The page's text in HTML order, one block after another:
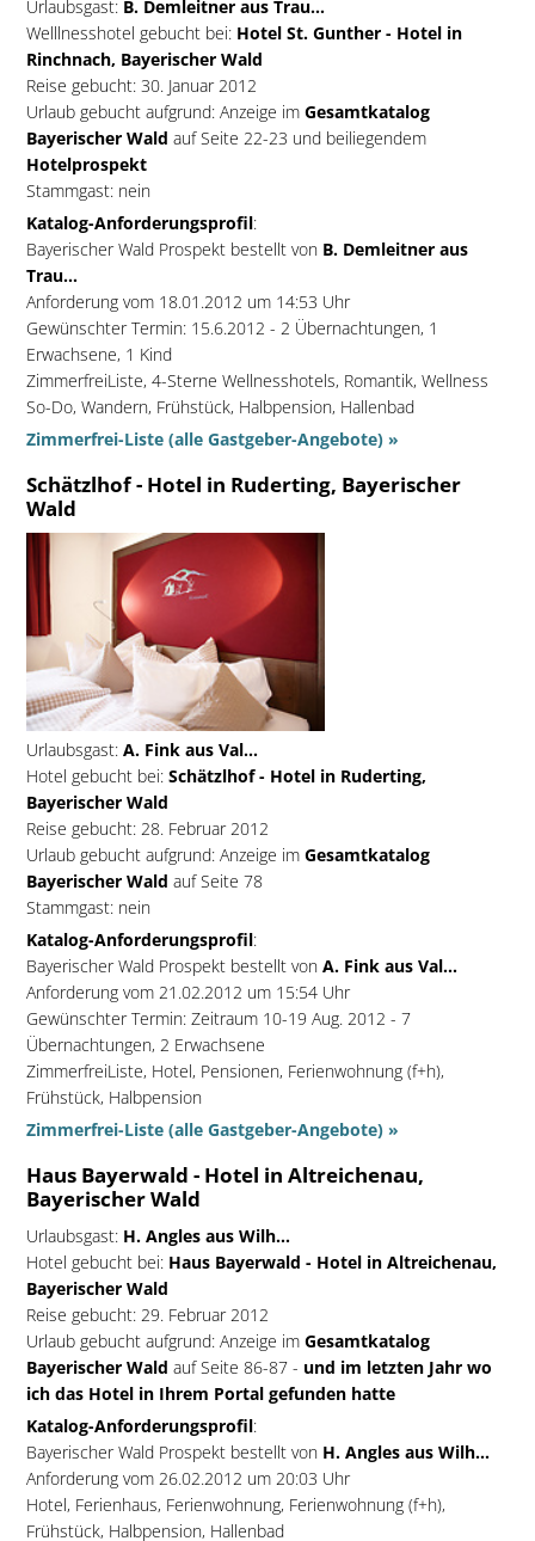
Urlaubsgast:B. Demleitner aus Trau...
Welllnesshotel gebucht bei:Hotel St. Gunther - Hotel in
Rinchnach, Bayerischer Wald
Reise gebucht: 30. Januar 2012
Urlaub gebucht aufgrund: Anzeige im Gesamtkatalog
Bayerischer Wald auf Seite 22-23 und beiliegendem
Hotelprospekt
Stammgast: nein
Katalog-Anforderungsprofil:
Bayerischer Wald Prospekt bestellt von B. Demleitner aus
Trau...
Anforderung vom 18.01.2012 um 14:53 Uhr
Gewünschter Termin: 15.6.2012 - 2 Übernachtungen, 1
Erwachsene, 1 Kind
ZimmerfreiListe, 4-Sterne Wellnesshotels, Romantik, Wellness
So-Do, Wandern, Frühstück, Halbpension, Hallenbad
Zimmerfrei-Liste (alle Gastgeber-Angebote) »
Schätzlhof - Hotel in Ruderting, Bayerischer
Wald
Urlaubsgast:A. Fink aus Val...
Hotel gebucht bei:Schätzlhof - Hotel in Ruderting,
Bayerischer Wald
Reise gebucht: 28. Februar 2012
Urlaub gebucht aufgrund: Anzeige im Gesamtkatalog
Bayerischer Wald auf Seite 78
Stammgast: nein
Katalog-Anforderungsprofil:
Bayerischer Wald Prospekt bestellt von A. Fink aus Val...
Anforderung vom 21.02.2012 um 15:54 Uhr
Gewünschter Termin: Zeitraum 10-19 Aug. 2012 - 7
Übernachtungen, 2 Erwachsene
ZimmerfreiListe, Hotel, Pensionen, Ferienwohnung (f+h),
Frühstück, Halbpension
Zimmerfrei-Liste (alle Gastgeber-Angebote) »
Haus Bayerwald - Hotel in Altreichenau,
Bayerischer Wald
Urlaubsgast:H. Angles aus Wilh...
Hotel gebucht bei:Haus Bayerwald - Hotel in Altreichenau,
Bayerischer Wald
Reise gebucht: 29. Februar 2012
Urlaub gebucht aufgrund: Anzeige im Gesamtkatalog
Bayerischer Wald auf Seite 86-87 - und im letzten Jahr wo
ich das Hotel in Ihrem Portal gefunden hatte
Katalog-Anforderungsprofil:
Bayerischer Wald Prospekt bestellt von H. Angles aus Wilh...
Anforderung vom 26.02.2012 um 20:03 Uhr
Hotel, Ferienhaus, Ferienwohnung, Ferienwohnung (f+h),
Frühstück, Halbpension, Hallenbad